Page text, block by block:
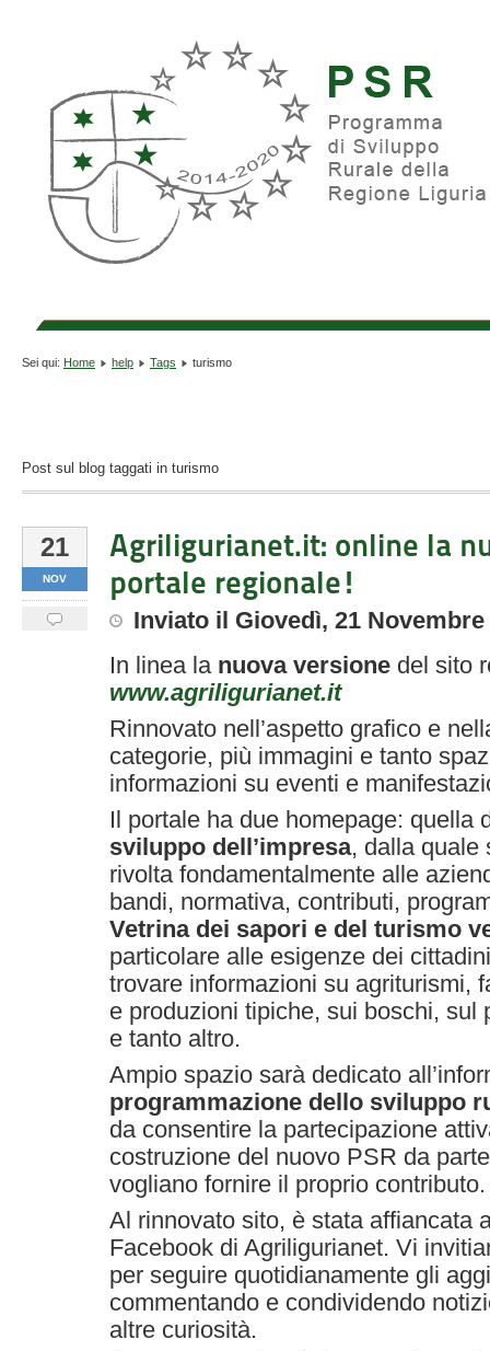
Sei qui: Home help Tags turismo
Post sul blog taggati in turismo
21
NOV
Agriligurianet.it: online la
portale regionale!
Inviato il Giovedì, 21 Novembre
In linea la nuova versione del sito
www.agriligurianet.it
Rinnovato nell’aspetto grafico e
categorie, più immagini e tanto
informazioni su eventi e
Il portale ha due homepage: quella
sviluppo dell’impresa, dalla quale
rivolta fondamentalmente alle
bandi, normativa, contributi,
Vetrina dei sapori e del turismo
particolare alle esigenze dei
trovare informazioni su agriturismi,
e produzioni tipiche, sui boschi, sul
e tanto altro.
Ampio spazio sarà dedicato
programmazione dello sviluppo
da consentire la partecipazione
costruzione del nuovo PSR da
vogliano fornire il proprio contributo.
Al rinnovato sito, è stata affiancata
Facebook di Agriligurianet. Vi
per seguire quotidianamente gli
commentando e condividendo
altre curiosità.